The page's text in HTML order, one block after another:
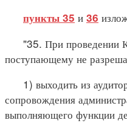
пункты 35 и 36
"35. При проведении
поступающему не
1) выходить из
сопровождения
выполняющего функции